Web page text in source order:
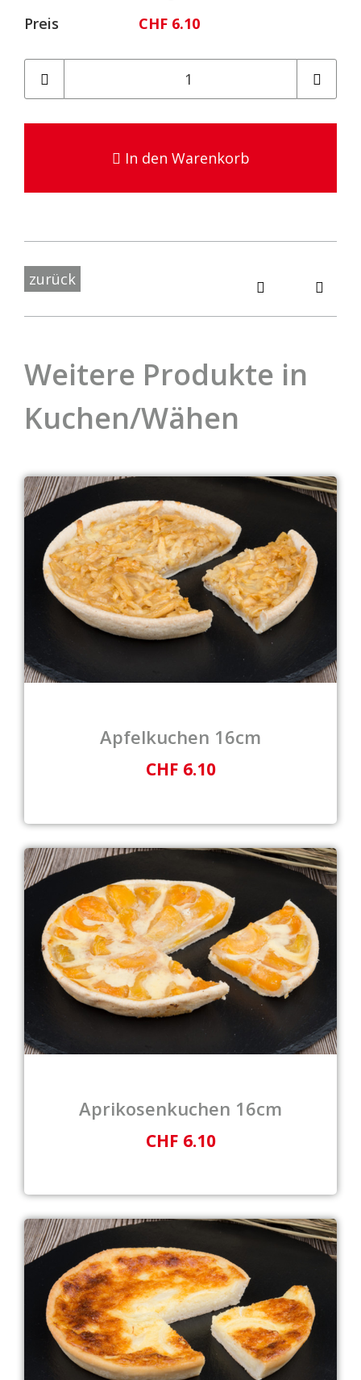
Preis
CHF 6.10
In den Warenkorb
zurück
Weitere Produkte in
Kuchen/Wähen
Apfelkuchen 16cm
CHF 6.10
Aprikosenkuchen 16cm
CHF 6.10